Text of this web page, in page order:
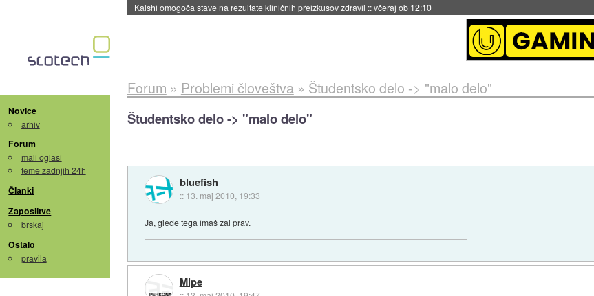
Sandisk že prodal več kot polovico SSD-jev za naslednji dve leti::včeraj ob 11:37
Novice
arhiv
Forum
mali oglasi
teme zadnjih 24h
Članki
Zaposlitve
brskaj
Ostalo
pravila
Forum » Problemi človeštva» Študentsko delo -> "malo delo"
Študentsko delo -> "malo delo"
bluefish
:: 13. maj 2010, 19:33
Ja, glede tega imaš žal prav.
Mipe